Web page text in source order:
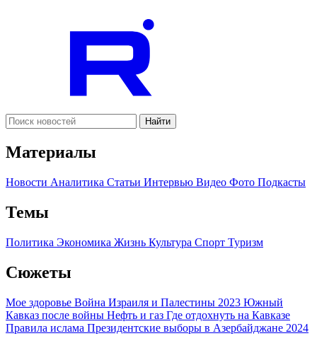
Найти
Материалы
Новости Аналитика Статьи Интервью Видео Фото Подкасты
Темы
Политика Экономика Жизнь Культура Спорт Туризм
Сюжеты
Мое здоровье Война Израиля и Палестины 2023 Южный
Кавказ после войны Нефть и газ Где отдохнуть на Кавказе
Правила ислама Президентские выборы в Азербайджане 2024